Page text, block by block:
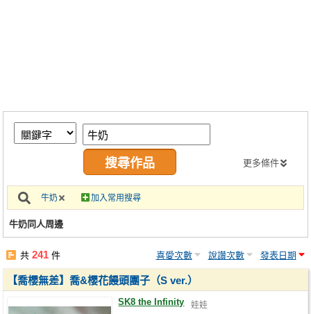
繪圖藝廊
交流中心
攤位轉讓區
會員功能選單
註冊會員
更多條件
牛奶 加入常用搜尋
牛奶同人周邊
共241 件 喜愛次數 說讚次數 發表日期
【喬櫻無差】喬&櫻花饅頭團子（S ver.）
SK8 the Infinity 娃娃